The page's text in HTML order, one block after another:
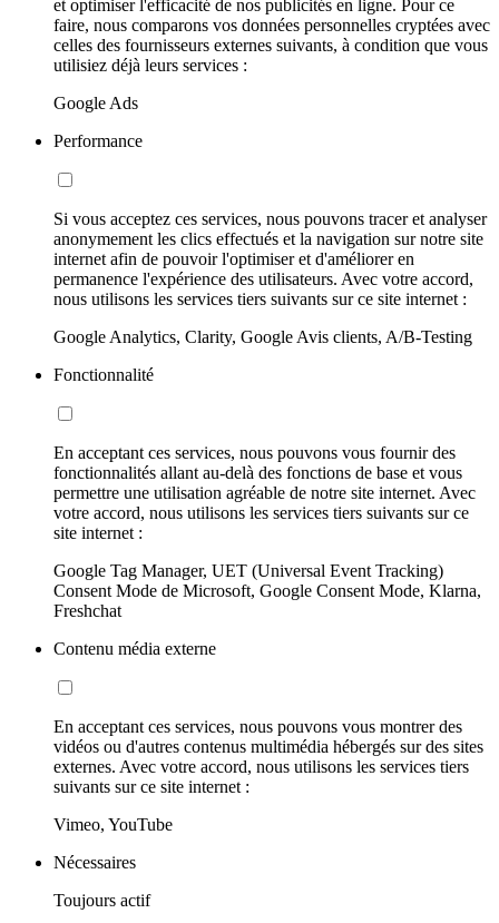
et optimiser l'efficacité de nos publicités en ligne. Pour ce
faire, nous comparons vos données personnelles cryptées avec
celles des fournisseurs externes suivants, à condition que vous
utilisiez déjà leurs services :
Google Ads
Performance
Si vous acceptez ces services, nous pouvons tracer et analyser
anonymement les clics effectués et la navigation sur notre site
internet afin de pouvoir l'optimiser et d'améliorer en
permanence l'expérience des utilisateurs. Avec votre accord,
nous utilisons les services tiers suivants sur ce site internet :
Google Analytics, Clarity, Google Avis clients, A/B-Testing
Fonctionnalité
En acceptant ces services, nous pouvons vous fournir des
fonctionnalités allant au-delà des fonctions de base et vous
permettre une utilisation agréable de notre site internet. Avec
votre accord, nous utilisons les services tiers suivants sur ce
site internet :
Google Tag Manager, UET (Universal Event Tracking)
Consent Mode de Microsoft, Google Consent Mode, Klarna,
Freshchat
Contenu média externe
En acceptant ces services, nous pouvons vous montrer des
vidéos ou d'autres contenus multimédia hébergés sur des sites
externes. Avec votre accord, nous utilisons les services tiers
suivants sur ce site internet :
Vimeo, YouTube
Nécessaires
Toujours actif